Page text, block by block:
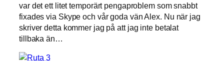
var det ett litet temporärt pengaproblem som snabbt
fixades via Skype och vår goda vän Alex. Nu när jag
skriver detta kommer jag på att jag inte betalat
tillbaka än…